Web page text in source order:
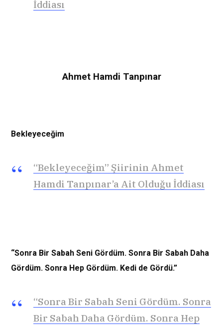
İddiası
Ahmet Hamdi Tanpınar
Bekleyeceğim
“Bekleyeceğim” Şiirinin Ahmet
Hamdi Tanpınar’a Ait Olduğu İddiası
“Sonra Bir Sabah Seni Gördüm. Sonra Bir Sabah Daha
Gördüm. Sonra Hep Gördüm. Kedi de Gördü.”
“Sonra Bir Sabah Seni Gördüm. Sonra
Bir Sabah Daha Gördüm. Sonra Hep